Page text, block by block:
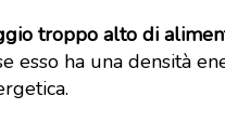
troppo alto di
esso ha una densità